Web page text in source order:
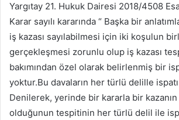
Yargıtay 21. Hukuk Dairesi 2018/4508
Karar sayılı kararında “ Başka bir
iş kazası sayılabilmesi için iki koşulun
gerçekleşmesi zorunlu olup iş kazası
bakımından özel olarak belirlenmiş bir
yoktur.Bu davaların her türlü delille
Denilerek, yerinde bir kararla bir kazanın
olduğunun tespitinin her türlü delil ile